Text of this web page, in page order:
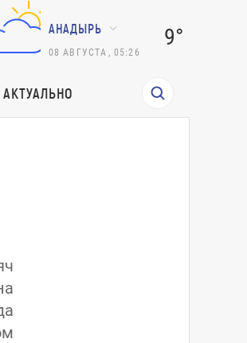
АНАДЫРЬ
08 АВГУСТА 05:26
9°
АКТУАЛЬНО